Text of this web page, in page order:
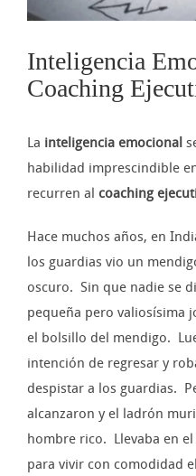
Inteligencia
Coaching
La inteligencia emocional
habilidad imprescindible
recurren al coaching
Hace muchos años, en
los guardias vio un
oscuro. Sin que nadie se
pequeña pero valiosísima
el bolsillo del mendigo.
intención de regresar y
despistar a los guardias.
alcanzaron y el ladrón
hombre rico. Llevaba en
para vivir con comodidad